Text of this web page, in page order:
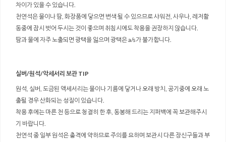
차이가 있을 수 있습니다.
천연석은 물이나 땀, 화장품에 닿으면 변색 될 수 있으므로 샤워전, 사우나, 레저활
동중에 잠시 벗어 두시는 것이 좋으며 취침시에도 착용을 권장하지 않습니다.
땀과 물에 자주 노출되면 광택을 잃으며 광택은 a/s가 불가합니다.
실버/원석/악세서리 보관 TIP
원석, 실버, 도금된 액세서리는 물이나 기름에 닿거나 오래 방치, 공기중에 오래 노
출될 경우 산화되는 성질이 있습니다.
착용 후에는 마른 천 등으로 청결히 한 후, 동봉해 드리는 지퍼백에 꼭 보관해주시
기 바랍니다.
천연석 중 일부 원석은 충격에 약하므로 주의를 요하며 보관시 다른 장신구들과 부